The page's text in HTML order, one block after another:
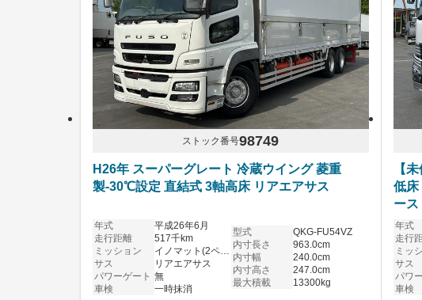
ストック番号98749
H26年 スーパーグレート 冷蔵ウイング 菱重
製-30℃設定 直結式 3軸高床 リアエアサス
年式
平成26年6月
走行距離
517千km
ミッション
サス
リアエアサス
パワーゲート 無
車検
一時抹消
型式
QKG-FU54VZ
内寸長さ
963.0cm
内寸幅
240.0cm
内寸高さ
247.0cm
最大積載
13300kg
【
低床
ース
ー
ホ
付
年式
走行
ミッ
サス
パワ
車検